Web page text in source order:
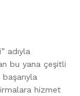
adıyla
bu yana çeşitli
hizmet